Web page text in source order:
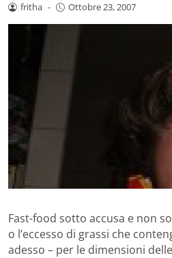
fritha - Ottobre 23, 2007
Fast-food sotto accusa e non
o l’eccesso di grassi che
adesso – per le dimensioni